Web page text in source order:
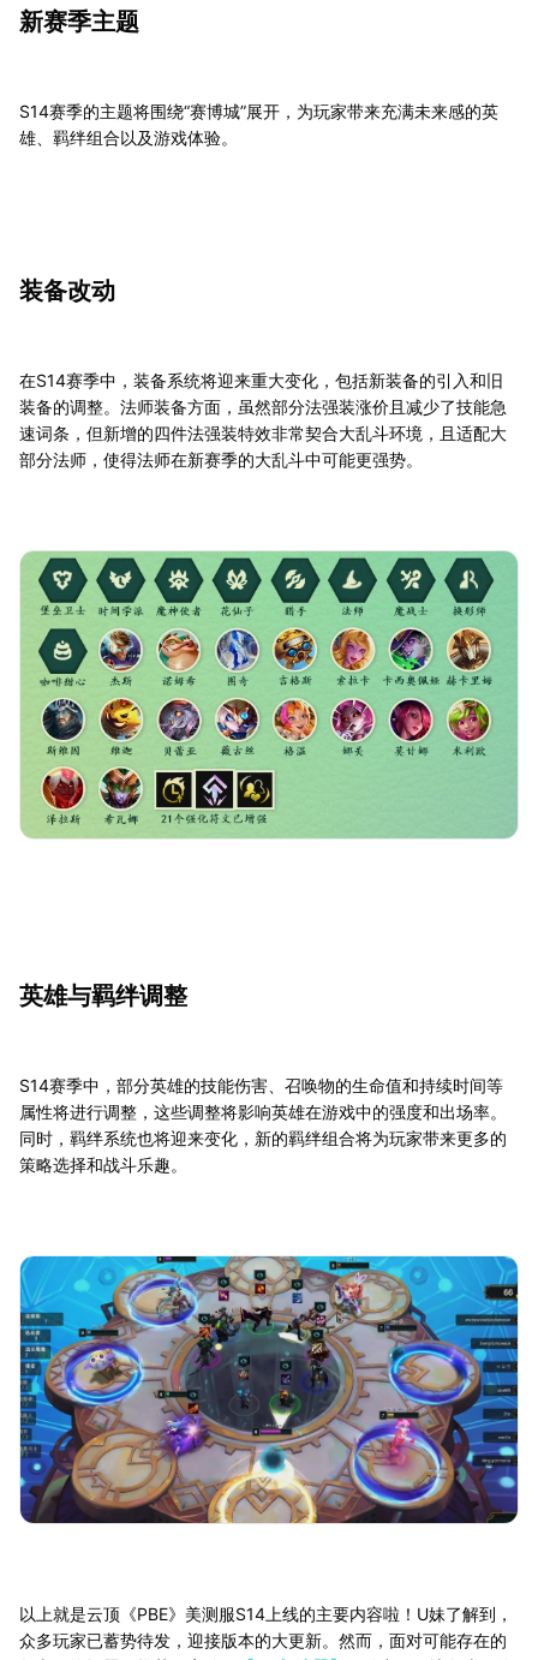
新赛季主题
S14赛季的主题将围绕“赛博城”展开，为玩家带来充满未来感的英
雄、羁绊组合以及游戏体验。
装备改动
在S14赛季中，装备系统将迎来重大变化，包括新装备的引入和旧
装备的调整。法师装备方面，虽然部分法强装涨价且减少了技能急
速词条，但新增的四件法强装特效非常契合大乱斗环境，且适配大
部分法师，使得法师在新赛季的大乱斗中可能更强势。
英雄与羁绊调整
S14赛季中，部分英雄的技能伤害、召唤物的生命值和持续时间等
属性将进行调整，这些调整将影响英雄在游戏中的强度和出场率。
同时，羁绊系统也将迎来变化，新的羁绊组合将为玩家带来更多的
策略选择和战斗乐趣。
以上就是云顶《PBE》美测服S14上线的主要内容啦！U妹了解到，
众多玩家已蓄势待发，迎接版本的大更新。然而，面对可能存在的